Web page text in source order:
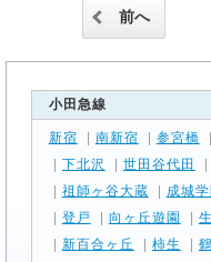
前へ
小田急線
新宿 南新宿 参宮橋
下北沢 世田谷代田
祖師ヶ谷大蔵 成城
登戸 向ヶ丘遊園
新百合ヶ丘 柿生